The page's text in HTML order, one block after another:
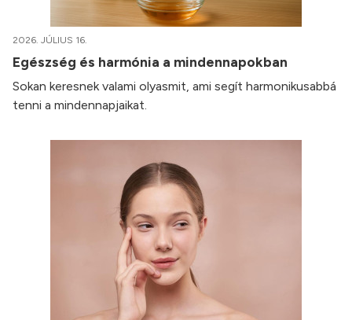
2026. JÚLIUS 16.
Egészség és harmónia a mindennapokban
Sokan keresnek valami olyasmit, ami segít harmonikusabbá
tenni a mindennapjaikat.